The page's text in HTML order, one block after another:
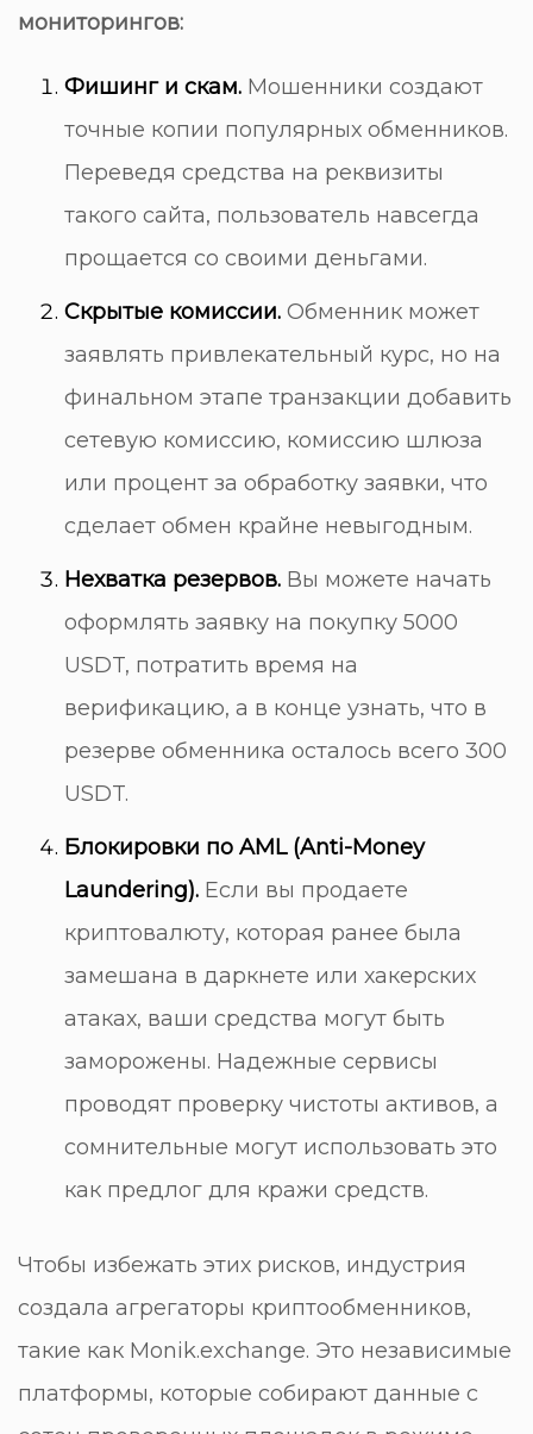
мониторингов:
Фишинг и скам.Мошенники создают
точные копии популярных обменников.
Переведя средства на реквизиты
такого сайта, пользователь навсегда
прощается со своими деньгами.
Скрытые комиссии.Обменник может
заявлять привлекательный курс, но на
финальном этапе транзакции добавить
сетевую комиссию, комиссию шлюза
или процент за обработку заявки, что
сделает обмен крайне невыгодным.
Нехватка резервов.Вы можете начать
оформлять заявку на покупку 5000
USDT, потратить время на
верификацию, а в конце узнать, что в
резерве обменника осталось всего 300
USDT.
Блокировки по AML (Anti-Money
Laundering).Если вы продаете
криптовалюту, которая ранее была
замешана в даркнете или хакерских
атаках, ваши средства могут быть
заморожены. Надежные сервисы
проводят проверку чистоты активов, а
сомнительные могут использовать это
как предлог для кражи средств.
Чтобы избежать этих рисков, индустрия
создала агрегаторы криптообменников,
такие как Monik.exchange. Это независимые
платформы, которые собирают данные с